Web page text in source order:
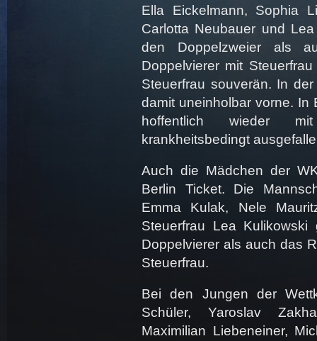
Ella Eickelmann, Sophia
Carlotta Neubauer und
den Doppelzweier als
Doppelvierer mit
Steuerfrau souverän. In
damit uneinholbar vorne. In
hoffentlich wieder
krankheitsbedingt
Auch die Mädchen der
Berlin Ticket. Die
Emma Kulak, Nele
Steuerfrau Lea
Doppelvierer als auch das
Steuerfrau.
Bei den Jungen der
Schüler, Yaroslav
Maximilian Liebeneiner,